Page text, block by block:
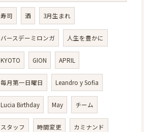
寿司 酒 3月生まれ
バースデーミロンガ 人生を豊かに
KYOTO GION APRIL
毎月第一日曜日 Leandro y Sofia
Lucia Birthday May チーム
スタッフ 時間変更 カミナンド